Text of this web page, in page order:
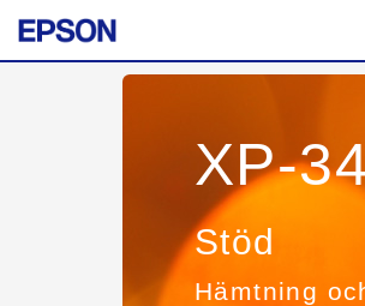
XP-
Stöd
Hämtning